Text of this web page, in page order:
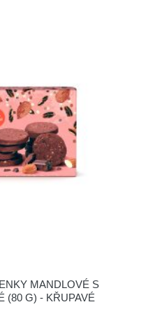
MANDLOVÉ S
(80 G) - KŘUPAVÉ